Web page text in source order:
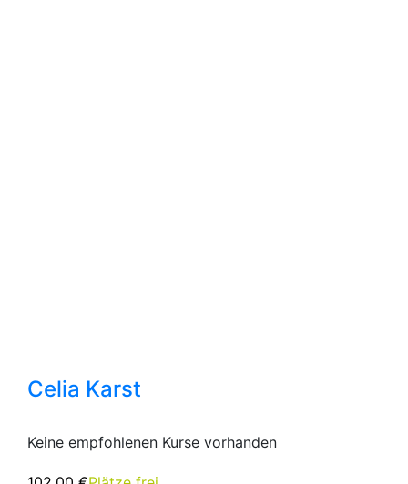
Celia Karst
Keine empfohlenen Kurse vorhanden